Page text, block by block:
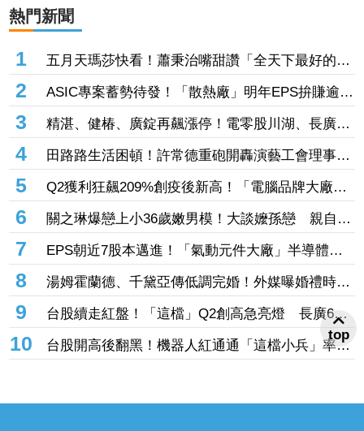
熱門新聞
1
五月天瑪莎快看！蕭秉治嘴甜讚「全天下最好的老
闆」 他星國秀16蹲失敗
2
ASIC專案蓄勢待發！「散熱廠」明年EPS拚賺逾14
股本 7月營收攀升116%
3
精湛、健椿、廣錠再飆漲停！電零股川湖、長廣、
台虹齊亮燈 威潤、承啟、永擎攻頂鎖不住
4
田路路生活困頓！許常德重砲開轟演藝工會理事
長 「財務去向交代清楚」
5
Q2獲利狂飆209%創疫後新高！「電腦品牌大廠」
H1營收飆破1577億元 股價翻紅緊守30大關
6
關之琳爆戀上小36歲嫩男模！大談嬤孫戀 親自回
應戀情
7
EPS朝近7股本邁進！「氣動元件大廠」半導體高
毛利助攻 目標價衝1700元
8
湯姆霍蘭德、千黛亞傳低調完婚！外媒曝婚禮時間
地點 僅邀至親好友見證幸福
9
台股續走紅盤！「這檔」Q2創高急亮燈 長廣6月
EPS0.3賺贏前一季同登漲停
10
台股開高後翻黑！機器人紅通通「這檔小兵」率先
攻漲停 致茂、全球傳動噴半根
top